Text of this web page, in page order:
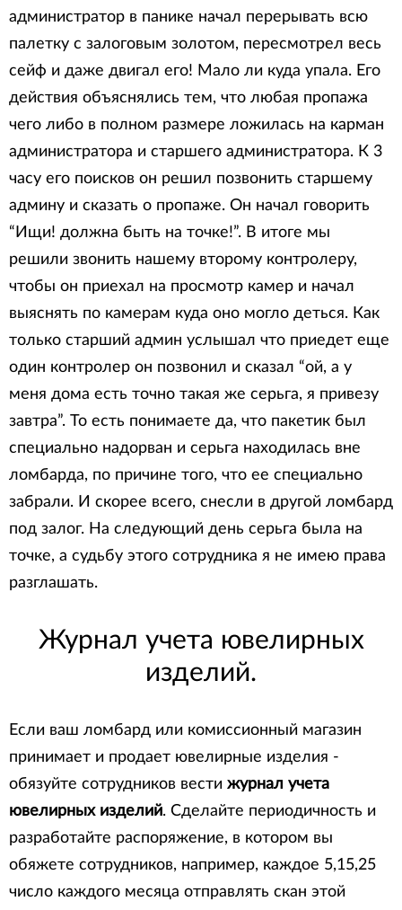
администратор в панике начал перерывать всю
палетку с залоговым золотом, пересмотрел весь
сейф и даже двигал его! Мало ли куда упала. Его
действия объяснялись тем, что любая пропажа
чего либо в полном размере ложилась на карман
администратора и старшего администратора. К 3
часу его поисков он решил позвонить старшему
админу и сказать о пропаже. Он начал говорить
“Ищи! должна быть на точке!”. В итоге мы
решили звонить нашему второму контролеру,
чтобы он приехал на просмотр камер и начал
выяснять по камерам куда оно могло деться. Как
только старший админ услышал что приедет еще
один контролер он позвонил и сказал “ой, а у
меня дома есть точно такая же серьга, я привезу
завтра”. То есть понимаете да, что пакетик был
специально надорван и серьга находилась вне
ломбарда, по причине того, что ее специально
забрали. И скорее всего, снесли в другой ломбард
под залог. На следующий день серьга была на
точке, а судьбу этого сотрудника я не имею права
разглашать.
Журнал учета ювелирных
изделий.
Если ваш ломбард или комиссионный магазин
принимает и продает ювелирные изделия -
обязуйте сотрудников вести журнал учета
ювелирных изделий. Сделайте периодичность и
разработайте распоряжение, в котором вы
обяжете сотрудников, например, каждое 5,15,25
число каждого месяца отправлять скан этой